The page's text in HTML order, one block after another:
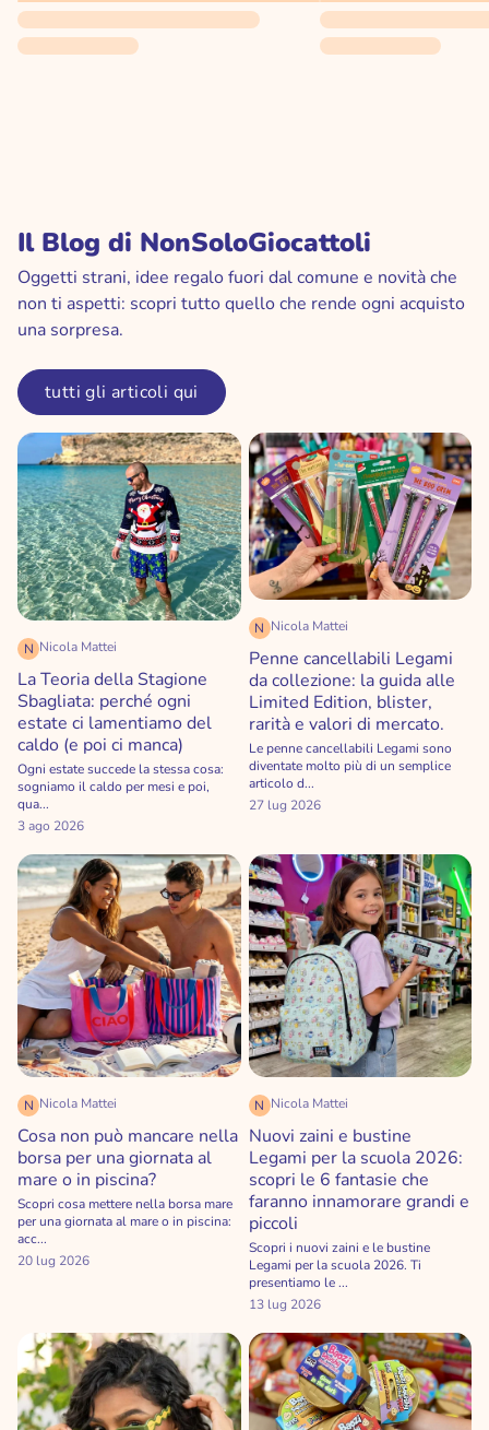
Il Blog di NonSoloGiocattoli
Oggetti strani, idee regalo fuori dal comune e novità che
non ti aspetti: scopri tutto quello che rende ogni acquisto
una sorpresa.
tutti gli articoli qui
N Nicola Mattei
La Teoria della Stagione
Sbagliata: perché ogni
estate ci lamentiamo del
caldo (e poi ci manca)
Ogni estate succede la stessa cosa:
sogniamo il caldo per mesi e poi,
qua...
3 ago 2026
N Nicola Mattei
Penne cancellabili Legami
da collezione: la guida alle
Limited Edition, blister,
rarità e valori di mercato.
Le penne cancellabili Legami sono
diventate molto più di un semplice
articolo d...
27 lug 2026
N Nicola Mattei
Cosa non può mancare nella
borsa per una giornata al
mare o in piscina?
Scopri cosa mettere nella borsa mare
per una giornata al mare o in piscina:
acc...
20 lug 2026
N Nicola Mattei
Nuovi zaini e bustine
Legami per la scuola 2026:
scopri le 6 fantasie che
faranno innamorare grandi e
piccoli
Scopri i nuovi zaini e le bustine
Legami per la scuola 2026. Ti
presentiamo le ...
13 lug 2026